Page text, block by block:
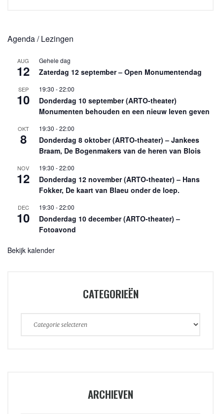
Agenda / Lezingen
AUG
12
Gehele dag
Zaterdag 12 september – Open Monumentendag
SEP
10
19:30 -22:00
Donderdag 10 september (ARTO-theater)
Monumenten behouden en een nieuw leven geven
OKT
8
19:30 -22:00
Donderdag 8 oktober (ARTO-theater) – Jankees
Braam, De Bogenmakers van de heren van Blois
NOV
12
19:30 -22:00
Donderdag 12 november (ARTO-theater) – Hans
Fokker, De kaart van Blaeu onder de loep.
DEC
10
19:30 -22:00
Donderdag 10 december (ARTO-theater) –
Fotoavond
Bekijk kalender
CATEGORIEËN
Categorieën
ARCHIEVEN